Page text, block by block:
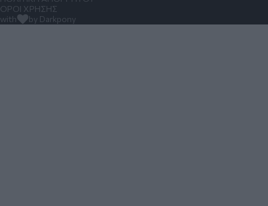
ΟΡΟΙ ΧΡΗΣΗΣ
with
by Darkpony